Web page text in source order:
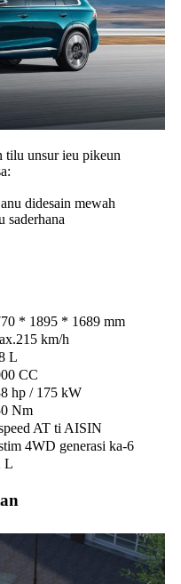
tilu unsur ieu pikeun
didesain mewah
saderhana
* 1895 * 1689 mm
km/h
L
CC
hp / 175 kW
Nm
AT ti AISIN
4WD generasi ka-6
L